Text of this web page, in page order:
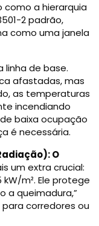
como a hierarquia
2 padrão,
como uma janela
linha de base.
afastadas, mas
as temperaturas
incendiando
baixa ocupação
é necessária.
O
um extra crucial:
m². Ele protege
a queimadura,”
corredores ou